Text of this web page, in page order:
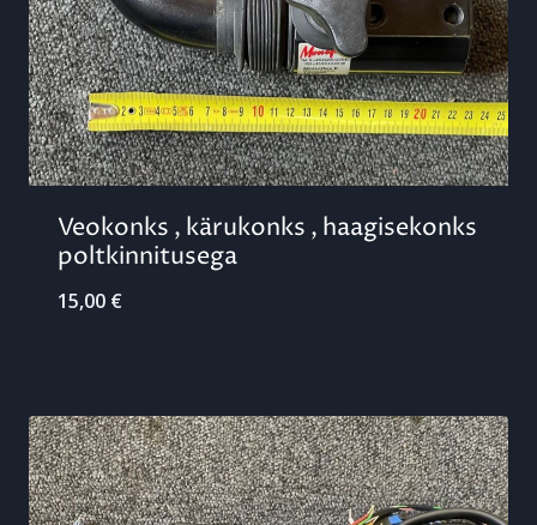
Veokonks , kärukonks , haagisekonks
poltkinnitusega
15,00 €